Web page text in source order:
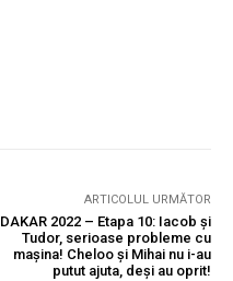
ARTICOLUL URMĂTOR
DAKAR 2022 – Etapa 10: Iacob și
Tudor, serioase probleme cu
mașina! Cheloo și Mihai nu i-au
putut ajuta, deși au oprit!